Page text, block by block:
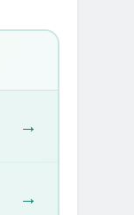
→
→